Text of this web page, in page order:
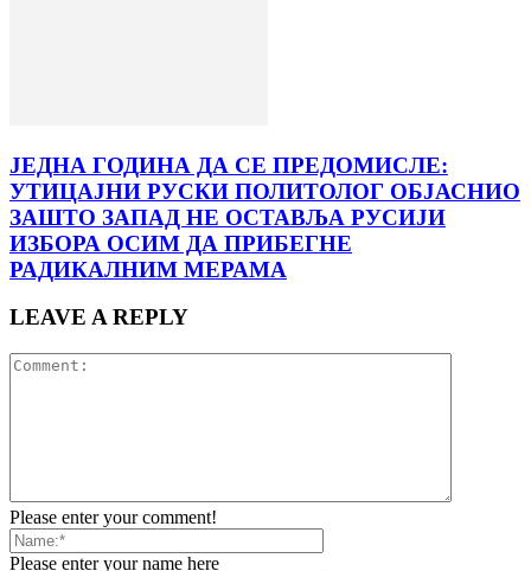
ЈЕДНА ГОДИНА ДА СЕ ПРЕДОМИСЛЕ:
УТИЦАЈНИ РУСКИ ПОЛИТОЛОГ ОБЈАСНИО
ЗАШТО ЗАПАД НЕ ОСТАВЉА РУСИЈИ
ИЗБОРА ОСИМ ДА ПРИБЕГНЕ
РАДИКАЛНИМ МЕРАМА
LEAVE A REPLY
Please enter your comment!
Please enter your name here